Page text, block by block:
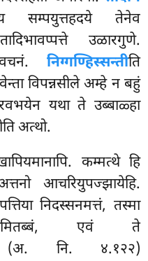
सम्पयुत्तहदये तेनेव
उळारगुणे.
निग्गण्हिस्सन्तीति
विपन्नसीले अम्हे न बहुं
यथा ते उब्बाळ्हा
अत्थो.
कम्मत्थे हि
आचरियुपज्झायेहि.
निदस्सनमत्तं, तस्मा
एवं ते
(अ. नि. ४.१२२)